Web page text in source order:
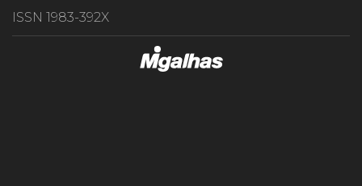
ISSN 1983-392X